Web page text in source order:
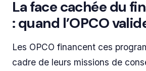
La face cachée du
: quand l’OPCO
Les OPCO financent ces
cadre de leurs missions de